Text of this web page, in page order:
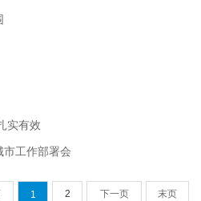
实有效
市工作部署会
1 2 下一页 末页